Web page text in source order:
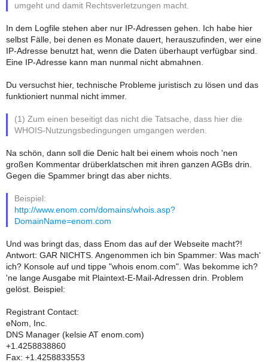
umgeht und damit Rechtsverletzungen macht.
In dem Logfile stehen aber nur IP-Adressen gehen. Ich habe hier
selbst Fälle, bei denen es Monate dauert, herauszufinden, wer eine
IP-Adresse benutzt hat, wenn die Daten überhaupt verfügbar sind.
Eine IP-Adresse kann man nunmal nicht abmahnen.
Du versuchst hier, technische Probleme juristisch zu lösen und das
funktioniert nunmal nicht immer.
(1) Zum einen beseitigt das nicht die Tatsache, dass hier die
WHOIS-Nutzungsbedingungen umgangen werden.
Na schön, dann soll die Denic halt bei einem whois noch 'nen
großen Kommentar drüberklatschen mit ihren ganzen AGBs drin.
Gegen die Spammer bringt das aber nichts.
Beispiel:
http://www.enom.com/domains/whois.asp?
DomainName=enom.com
Und was bringt das, dass Enom das auf der Webseite macht?!
Antwort: GAR NICHTS. Angenommen ich bin Spammer: Was mach'
ich? Konsole auf und tippe "whois enom.com". Was bekomme ich?
'ne lange Ausgabe mit Plaintext-E-Mail-Adressen drin. Problem
gelöst. Beispiel:
Registrant Contact:
eNom, Inc.
DNS Manager (kelsie AT enom.com)
+1.4258838860
Fax: +1.4258833553